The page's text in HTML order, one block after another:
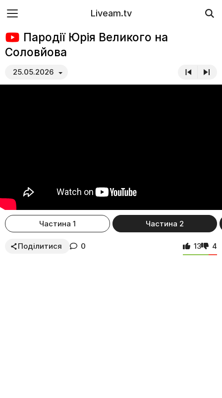
Liveam.tv
Пародії Юрія Великого на
Соловйова
25.05.2026
Частина 1 Частина 2
Поділитися 0 13 4